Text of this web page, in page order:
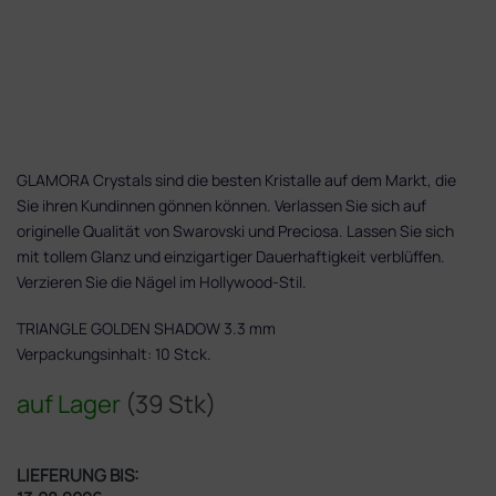
auf Lager (39 Stk)
LIEFERUNG BIS:
GLAMORA Crystals sind die besten Kristalle auf dem Markt, die
Sie ihren Kundinnen gönnen können. Verlassen Sie sich auf
originelle Qualität von Swarovski und Preciosa. Lassen Sie sich
mit tollem Glanz und einzigartiger Dauerhaftigkeit verblüffen.
Verzieren Sie die Nägel im Hollywood-Stil.
TRIANGLE GOLDEN SHADOW 3.3 mm
Verpackungsinhalt: 10 Stck.